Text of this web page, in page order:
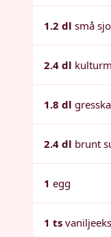
1.2 dl små
2.4 dl
1.8 dl
2.4 dl brunt
1 egg
1 ts